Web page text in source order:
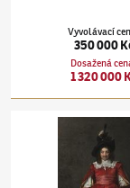
Vyvolávací
350 000
Dosažená
1 320 000
Václav Brožík(1851–1901)